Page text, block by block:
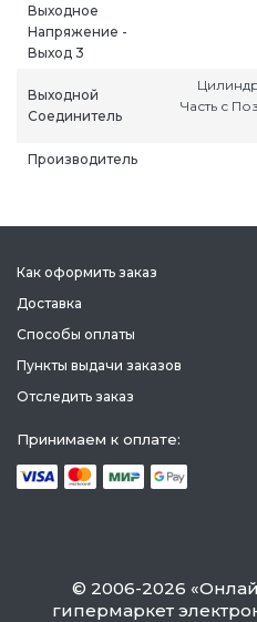
Выходное
Напряжение -
Выход 3
Выходной
Соединитель
Часть с
Производитель
Как оформить заказ
Доставка
Способы оплаты
Пункты выдачи заказов
Отследить заказ
Принимаем к оплате:
© 2006-2026 «
гипермаркет